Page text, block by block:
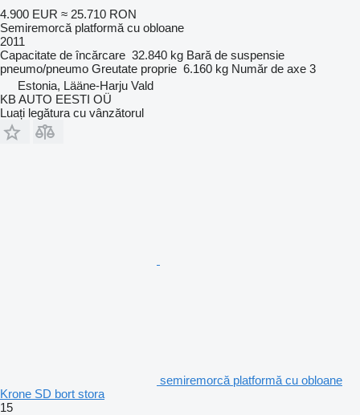
4.900 EUR ≈ 25.710 RON
Semiremorcă platformă cu obloane
2011
Capacitate de încărcare 32.840 kg Bară de suspensie
pneumo/pneumo Greutate proprie 6.160 kg Număr de axe 3
Estonia, Lääne-Harju Vald
KB AUTO EESTI OÜ
Luați legătura cu vânzătorul
semiremorcă platformă cu obloane
Krone SD bort stora
15